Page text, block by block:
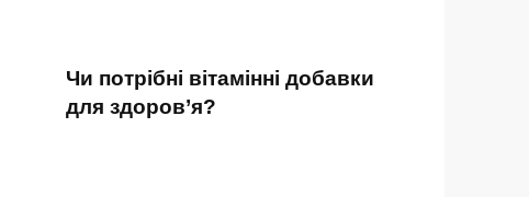
Чи потрібні вітамінні добавки
для здоров’я?